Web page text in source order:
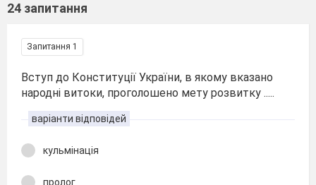
24 запитання
Запитання 1
Вступ до Конституції України, в якому вказано
народні витоки, проголошено мету розвитку .....
варіанти відповідей
кульмінація
пролог